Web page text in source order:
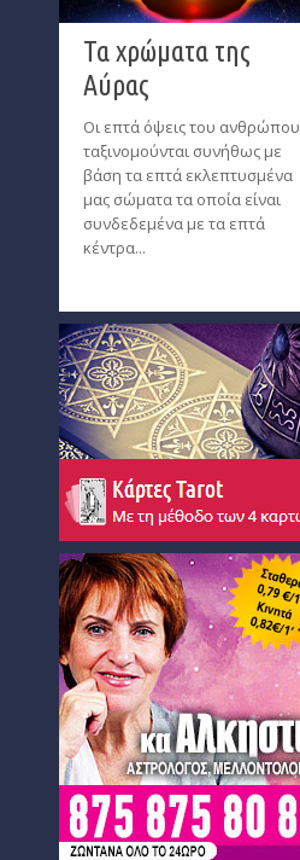
Τα χρώματα της
Αύρας
Οι επτά όψεις του ανθρώπου
ταξινομούνται συνήθως με
βάση τα επτά εκλεπτυσμένα
μας σώματα τα οποία είναι
συνδεδεμένα με τα επτά
κέντρα...